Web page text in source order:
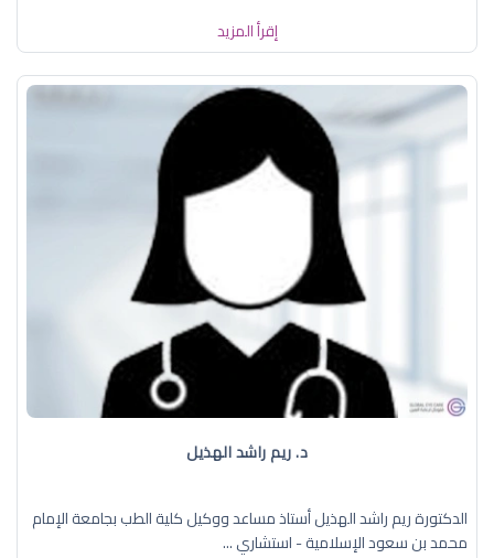
إقرأ المزيد
د. ريم راشد الهذيل
الدكتورة ريم راشد الهذيل أستاذ مساعد ووكيل كلية الطب بجامعة الإمام
محمد بن سعود الإسلامية - استشاري ...